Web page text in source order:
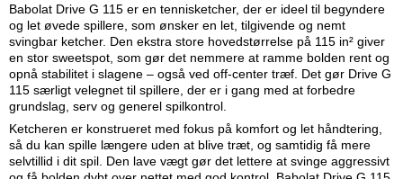
Babolat Drive G 115 er en tennisketcher, der er ideel til begyndere
og let øvede spillere, som ønsker en let, tilgivende og nemt
svingbar ketcher. Den ekstra store hovedstørrelse på 115 in² giver
en stor sweetspot, som gør det nemmere at ramme bolden rent og
opnå stabilitet i slagene – også ved off-center træf. Det gør Drive G
115 særligt velegnet til spillere, der er i gang med at forbedre
grundslag, serv og generel spilkontrol.
Ketcheren er konstrueret med fokus på komfort og let håndtering,
så du kan spille længere uden at blive træt, og samtidig få mere
selvtillid i dit spil. Den lave vægt gør det lettere at svinge aggressivt